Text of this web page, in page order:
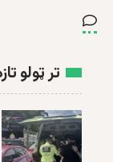
تر ټولو